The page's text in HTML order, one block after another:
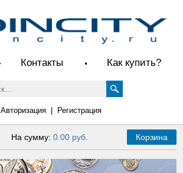
Контакты Как купить?
Авторизация| Регистрация
На сумму: 0.00 руб. Корзина